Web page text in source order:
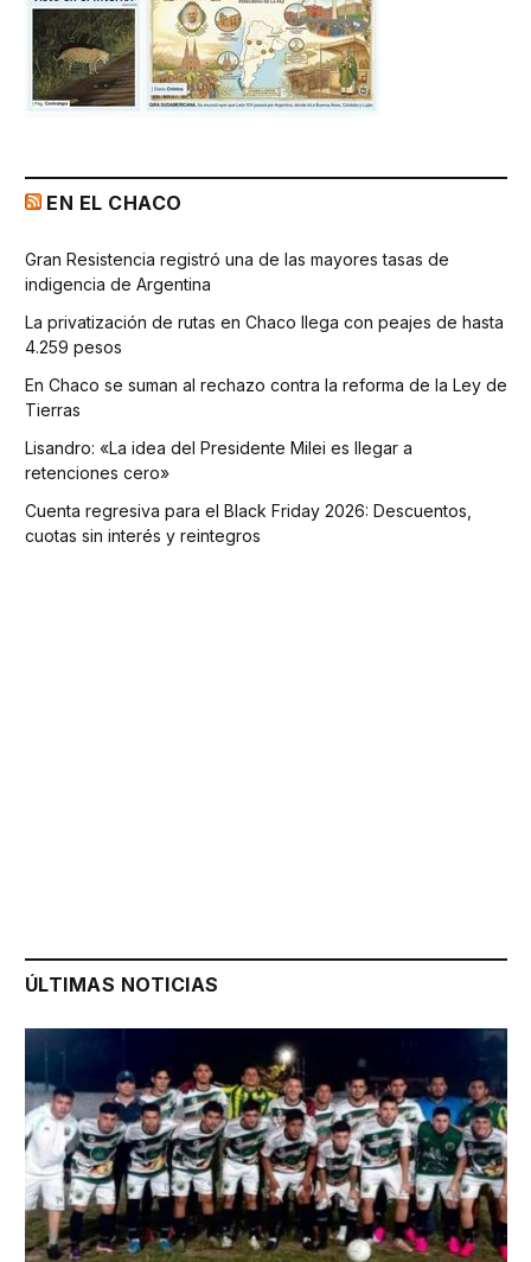
EN EL CHACO
Gran Resistencia registró una de las mayores tasas de
indigencia de Argentina
La privatización de rutas en Chaco llega con peajes de hasta
4.259 pesos
En Chaco se suman al rechazo contra la reforma de la Ley de
Tierras
Lisandro: «La idea del Presidente Milei es llegar a
retenciones cero»
Cuenta regresiva para el Black Friday 2026: Descuentos,
cuotas sin interés y reintegros
ÚLTIMAS NOTICIAS